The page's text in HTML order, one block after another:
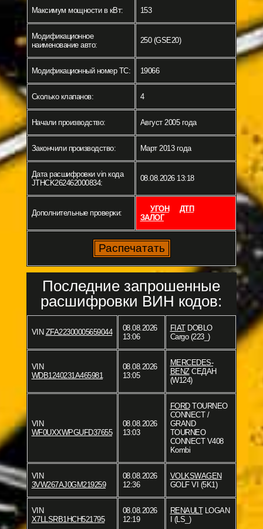
Максимум мощности в кВт: 153
Модификационное
наименование авто:
250 (GSE20)
Модификационный номер ТС: 19066
Сколько клапанов: 4
Начали производство: Август 2005 года
Закончили производство: Март 2013 года
Дата расшифровки vin кода
JTHCK262462000834:
08.08.2026 13:18
Дополнительные проверки: УГОН
ДТП
ЗАЛОГ
Последние запрошенные
расшифровки ВИН кодов:
VIN ZFA22300005659044
08.08.2026
13:06
FIATDOBLO
Cargo (223_)
VIN
WDB1240231A465981
08.08.2026
13:05
MERCEDES-
BENZСЕДАН
(W124)
VIN
WF0UXXWPGUFD37655
08.08.2026
13:03
FORDTOURNEO
CONNECT /
GRAND
TOURNEO
CONNECT V408
Kombi
VIN
3VW267AJ0GM219259
08.08.2026
12:36
VOLKSWAGEN
GOLF VI (5K1)
VIN
X7LLSRB1HCH521795
08.08.2026
12:19
RENAULTLOGAN
I (LS_)